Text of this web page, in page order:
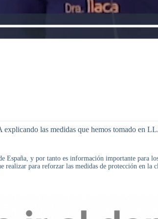
las medidas que hemos tomado en
España, y por tanto es información importante para
realizar para reforzar las medidas de protección en la